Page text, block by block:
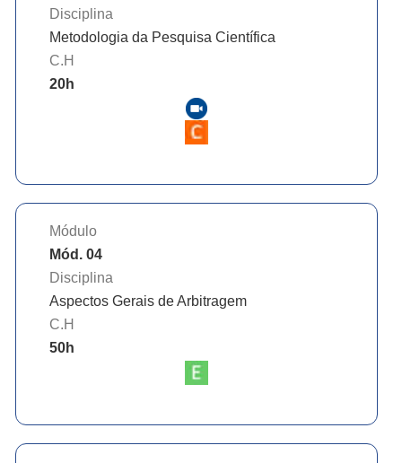
Disciplina
Metodologia da Pesquisa Científica
C.H
20h
Módulo
Mód. 04
Disciplina
Aspectos Gerais de Arbitragem
C.H
50h